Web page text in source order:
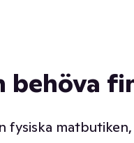
behöva
fysiska